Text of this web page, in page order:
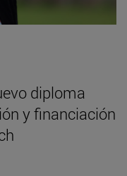
diploma
y financiación